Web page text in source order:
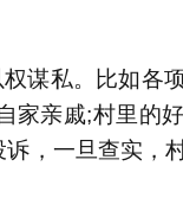
私。比如各
家亲戚;村里的
，一旦查实，